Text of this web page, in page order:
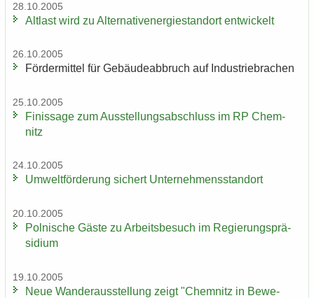
28.10.2005
Alt­last wird zu Al­ter­na­tiv­ener­gie­stand­ort ent­wi­ckelt
26.10.2005
För­der­mit­tel für Ge­bäu­de­ab­bruch auf In­dus­trie­bra­chen
25.10.2005
Fi­nis­sa­ge zum Aus­stel­lungs­ab­schluss im RP Chem­
nitz
24.10.2005
Um­welt­för­de­rung si­chert Un­ter­neh­mens­stand­ort
20.10.2005
Pol­ni­sche Gäste zu Ar­beits­be­such im Re­gie­rungs­prä­
si­di­um
19.10.2005
Neue Wan­der­aus­stel­lung zeigt "Chem­nitz in Be­we­